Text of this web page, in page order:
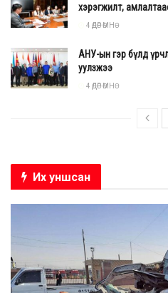
хэрэгжилт,
4 ӨДӨР ӨМНӨ
АНУ-ын гэр бүлд
уулзжээ
4 ӨДӨР ӨМНӨ
Их уншсан